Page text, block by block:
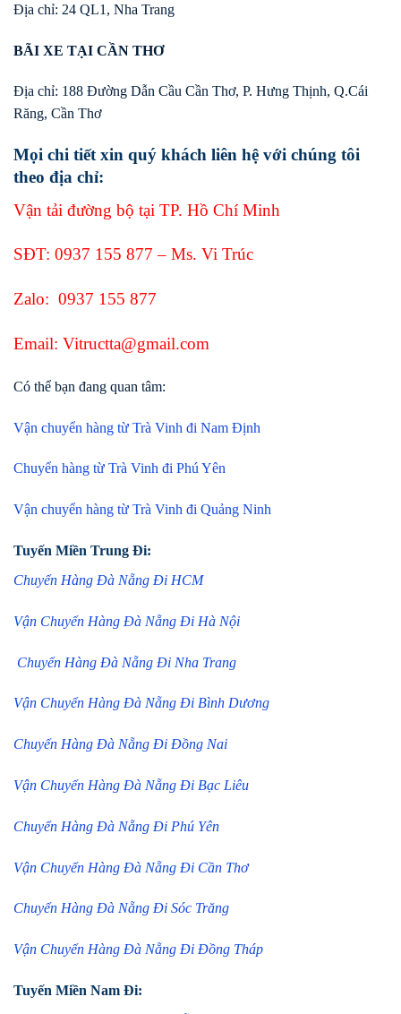
Địa chỉ: 24 QL1, Nha Trang
BÃI XE TẠI CẦN THƠ
Địa chỉ: 188 Đường Dẫn Cầu Cần Thơ, P. Hưng Thịnh, Q.Cái
Răng, Cần Thơ
Mọi chi tiết xin quý khách liên hệ với chúng tôi
theo địa chỉ:
Vận tải đường bộ tại TP. Hồ Chí Minh
SĐT: 0937 155 877 – Ms. Vi Trúc
Zalo: 0937 155 877
Email: Vitructta@gmail.com
Có thể bạn đang quan tâm:
Vận chuyển hàng từ Trà Vinh đi Nam Định
Chuyển hàng từ Trà Vinh đi Phú Yên
Vận chuyển hàng từ Trà Vinh đi Quảng Ninh
Tuyến Miền Trung Đi:
Chuyển Hàng Đà Nẵng Đi HCM
Vận Chuyển Hàng Đà Nẵng Đi Hà Nội
Chuyển Hàng Đà Nẵng Đi Nha Trang
Vận Chuyển Hàng Đà Nẵng Đi Bình Dương
Chuyển Hàng Đà Nẵng Đi Đồng Nai
Vận Chuyển Hàng Đà Nẵng Đi Bạc Liêu
Chuyển Hàng Đà Nẵng Đi Phú Yên
Vận Chuyển Hàng Đà Nẵng Đi Cần Thơ
Chuyển Hàng Đà Nẵng Đi Sóc Trăng
Vận Chuyển Hàng Đà Nẵng Đi Đồng Tháp
Tuyến Miền Nam Đi: